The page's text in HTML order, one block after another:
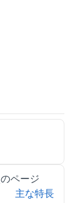
ページ
主な特長